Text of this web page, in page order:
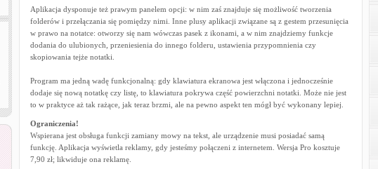
Aplikacja dysponuje też prawym panelem opcji: w nim zaś znajduje się możliwość tworzenia
folderów i przełączania się pomiędzy nimi. Inne plusy aplikacji związane są z gestem przesunięcia
w prawo na notatce: otworzy się nam wówczas pasek z ikonami, a w nim znajdziemy funkcje
dodania do ulubionych, przeniesienia do innego folderu, ustawienia przypomnienia czy
skopiowania tejże notatki.
Program ma jedną wadę funkcjonalną: gdy klawiatura ekranowa jest włączona i jednocześnie
dodaje się nową notatkę czy listę, to klawiatura pokrywa część powierzchni notatki. Może nie jest
to w praktyce aż tak rażące, jak teraz brzmi, ale na pewno aspekt ten mógł być wykonany lepiej.
Ograniczenia!
Wspierana jest obsługa funkcji zamiany mowy na tekst, ale urządzenie musi posiadać samą
funkcję. Aplikacja wyświetla reklamy, gdy jesteśmy połączeni z internetem. Wersja Pro kosztuje
7,90 zł; likwiduje ona reklamę.